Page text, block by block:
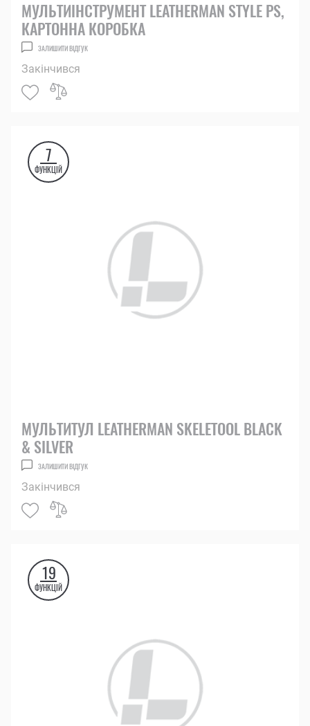
МУЛЬТИІНСТРУМЕНТ LEATHERMAN STYLE PS,
КАРТОННА КОРОБКА
ЗАЛИШИТИ ВІДГУК
Закінчився
7
ФУНКЦІЙ
МУЛЬТИТУЛ LEATHERMAN SKELETOOL BLACK
& SILVER
ЗАЛИШИТИ ВІДГУК
Закінчився
19
ФУНКЦІЙ